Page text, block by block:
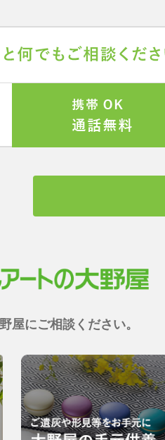
屋にご相談ください。